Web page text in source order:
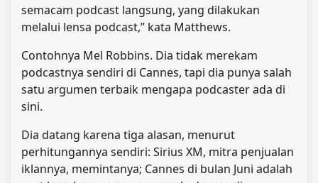
semacam podcast langsung, yang dilakukan
melalui lensa podcast,” kata Matthews.
Contohnya Mel Robbins. Dia tidak merekam
podcastnya sendiri di Cannes, tapi dia punya salah
satu argumen terbaik mengapa podcaster ada di
sini.
Dia datang karena tiga alasan, menurut
perhitungannya sendiri: Sirius XM, mitra penjualan
iklannya, memintanya; Cannes di bulan Juni adalah